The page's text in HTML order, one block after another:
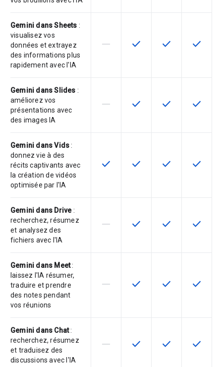
Gemini dans Sheets :
visualisez vos
données et extrayez
des informations plus
rapidement avec l'IA
Cette fonctionnalité n'est pas
horizontal_rule Cette fonctionnalité est
check Cette
check Cette
check
Gemini dans Slides :
améliorez vos
présentations avec
des images IA
Cette fonctionnalité n'est pas
horizontal_rule Cette fonctionnalité est
check Cette
check Cette
check
Gemini dans Vids:
donnez vie à des
récits captivants avec
la création de vidéos
optimisée par l'IA
Cette fonctionnalité est disponible
check Cette fonctionnalité est
check Cette
check Cette
check
Gemini dans Drive:
recherchez, résumez
et analysez des
fichiers avec l'IA
Cette fonctionnalité n'est pas
horizontal_rule Cette fonctionnalité est
check Cette
check Cette
check
Gemini dans Meet:
laissez l'IA résumer,
traduire et prendre
des notes pendant
vos réunions
Cette fonctionnalité n'est pas
horizontal_rule Cette fonctionnalité est
check Cette
check Cette
check
Gemini dans Chat:
recherchez, résumez
et traduisez des
discussions avec l'IA
Cette fonctionnalité n'est pas
horizontal_rule Cette fonctionnalité est
check Cette
check Cette
check